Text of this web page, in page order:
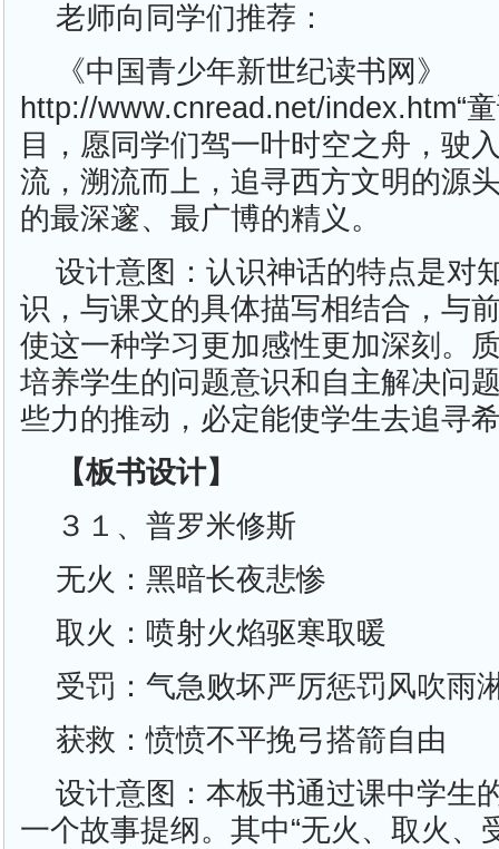
老师向同学们推荐：
《中国青少年新世纪读书网》
http://www.cnread.net/index.htm“
目，愿同学们驾一叶时空之舟，驶
流，溯流而上，追寻西方文明的源
的最深邃、最广博的精义。
设计意图：认识神话的特点是对
识，与课文的具体描写相结合，与
使这一种学习更加感性更加深刻。
培养学生的问题意识和自主解决问
些力的推动，必定能使学生去追寻
【板书设计】
３１、普罗米修斯
无火：黑暗长夜悲惨
取火：喷射火焰驱寒取暖
受罚：气急败坏严厉惩罚风吹雨
获救：愤愤不平挽弓搭箭自由
设计意图：本板书通过课中学生
一个故事提纲。其中“无火、取火、